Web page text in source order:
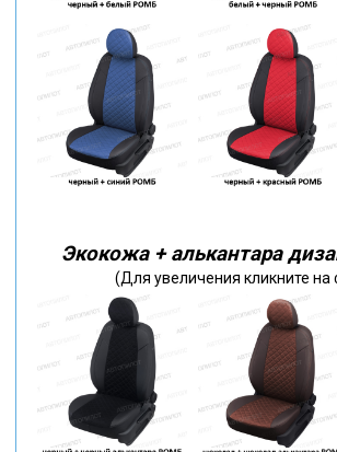
Экокожа + алькантара
(Для увеличения кликните на